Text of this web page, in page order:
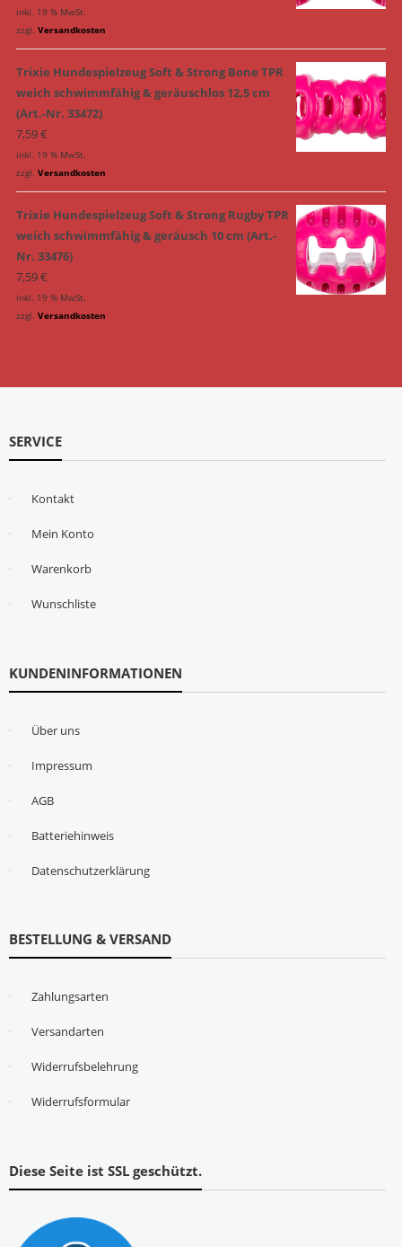
inkl. 19 % MwSt.
zzgl. Versandkosten
Trixie Hundespielzeug Soft & Strong Bone TPR
weich schwimmfähig & geräuschlos 12,5 cm
(Art.-Nr. 33472)
7,59€
inkl. 19 % MwSt.
zzgl. Versandkosten
Trixie Hundespielzeug Soft & Strong Rugby TPR
weich schwimmfähig & geräusch 10 cm (Art.-
Nr. 33476)
7,59€
inkl. 19 % MwSt.
zzgl. Versandkosten
SERVICE
Kontakt
Mein Konto
Warenkorb
Wunschliste
KUNDENINFORMATIONEN
Über uns
Impressum
AGB
Batteriehinweis
Datenschutzerklärung
BESTELLUNG & VERSAND
Zahlungsarten
Versandarten
Widerrufsbelehrung
Widerrufsformular
Diese Seite ist SSL geschützt.